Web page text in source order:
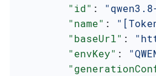
        "id"
:
        "name"
:
        "baseUrl"
:
        "envKey"
: